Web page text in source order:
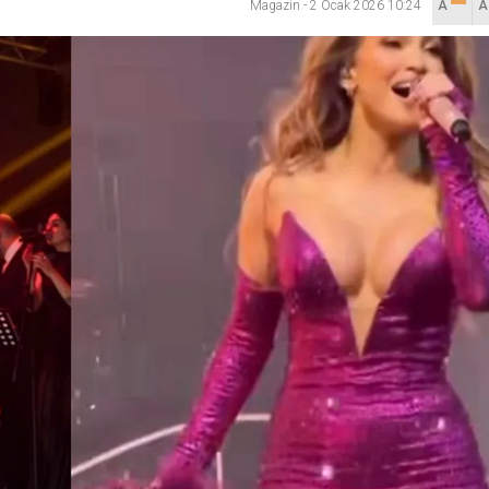
haber” açıklaması
Valisine tepki gösterdi
3’ü Çocuk 7 Kişi Yaralandı
paniği
Magazin - 2 Ocak 2026 10:24 A